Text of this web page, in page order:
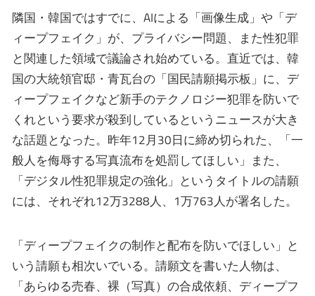
隣国・韓国ではすでに、AIによる「画像生成」や「デ
ィープフェイク」が、プライバシー問題、また性犯罪
と関連した領域で議論され始めている。直近では、韓
国の大統領官邸・青瓦台の「国民請願掲示板」に、デ
ィープフェイクなど新手のテクノロジー犯罪を防いで
くれという要求が殺到しているというニュースが大き
な話題となった。昨年12月30日に締め切られた、「一
般人を侮辱する写真流布を処罰してほしい」また、
「デジタル性犯罪規定の強化」というタイトルの請願
には、それぞれ12万3288人、1万763人が署名した。
「ディープフェイクの制作と配布を防いでほしい」と
いう請願も相次いでいる。請願文を書いた人物は、
「あらゆる売春、裸（写真）の合成依頼、ディープフ